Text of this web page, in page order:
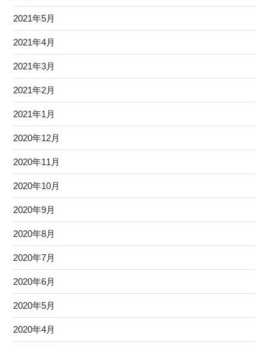
2021年5月
2021年4月
2021年3月
2021年2月
2021年1月
2020年12月
2020年11月
2020年10月
2020年9月
2020年8月
2020年7月
2020年6月
2020年5月
2020年4月